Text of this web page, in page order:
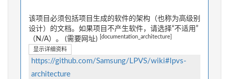
该项目必须包括项目生成的软件的架构（也称为高级别
设计）的文档。如果项目不产生软件，请选择“不适用”
（N/A）。 (需要网址)
[documentation_architecture]
显示详细资料
https://github.com/Samsung/LPVS/wiki#lpvs-
architecture